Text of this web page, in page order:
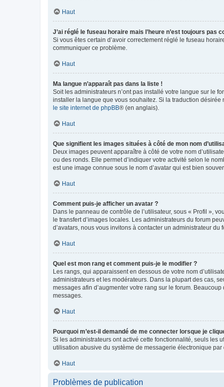
Haut
J’ai réglé le fuseau horaire mais l’heure n’est toujours pas
Si vous êtes certain d’avoir correctement réglé le fuseau
communiquer ce problème.
Haut
Ma langue n’apparaît pas dans la liste !
Soit les administrateurs n’ont pas installé votre langue sur le
installer la langue que vous souhaitez. Si la traduction
le site internet de phpBB® (en anglais).
Haut
Que signifient les images situées à côté de mon nom
Deux images peuvent apparaître à côté de votre nom
ou des ronds. Elle permet d’indiquer votre activité selon le
est une image connue sous le nom d’avatar qui est bien
Haut
Comment puis-je afficher un avatar ?
Dans le panneau de contrôle de l’utilisateur, sous « Profil »,
le transfert d’images locales. Les administrateurs du forum
d’avatars, nous vous invitons à contacter un administrateur du
Haut
Quel est mon rang et comment puis-je le modifier ?
Les rangs, qui apparaissent en dessous de votre nom
administrateurs et les modérateurs. Dans la plupart des cas,
messages afin d’augmenter votre rang sur le forum.
messages.
Haut
Pourquoi m’est-il demandé de me connecter lorsque je
Si les administrateurs ont activé cette fonctionnalité, seuls les
utilisation abusive du système de messagerie électronique
Haut
Problèmes de publication